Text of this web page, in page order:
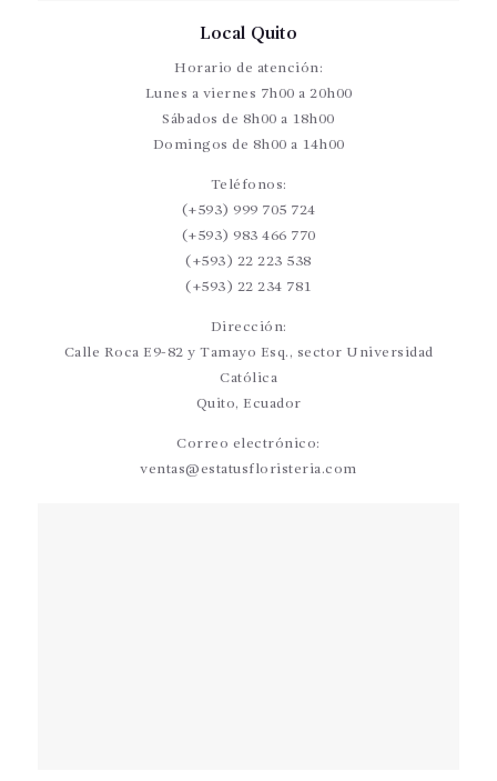
Local Quito
Horario de atención:
Lunes a viernes 7h00 a 20h00
Sábados de 8h00 a 18h00
Domingos de 8h00 a 14h00
Teléfonos:
(+593) 999 705 724
(+593) 983 466 770
(+593) 22 223 538
(+593) 22 234 781
Dirección:
Calle Roca E9-82 y Tamayo Esq., sector Universidad
Católica
Quito, Ecuador
Correo electrónico:
ventas@estatusfloristeria.com